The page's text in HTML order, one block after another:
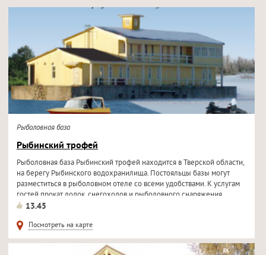
Рыболовная база
Рыбинский трофей
Рыболовная база Рыбинский трофей находится в Тверской области,
на берегу Рыбинского водохранилища. Постояльцы базы могут
разместиться в рыболовном отеле со всеми удобствами. К услугам
гостей прокат лодок, снегоходов и рыболовного снаряжения...
13.45
Посмотреть на карте